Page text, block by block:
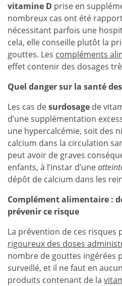
vitamine D prise en
nombreux cas ont été
nécessitant parfois une
cela, elle conseille plutôt la
gouttes. Les compléments
effet contenir des dosages
Quel danger sur la santé
Les cas desurdosage de
d’une supplémentation
une hypercalcémie, soit des
calcium dans la circulation
peut avoir de graves
enfants, à l’instar d’une
dépôt de calcium dans les
Complément alimentaire :
prévenir ce risque
La prévention de ces risques
rigoureux des doses
nombre de gouttes ingérées
surveillé, et il ne faut en
produits contenant de la